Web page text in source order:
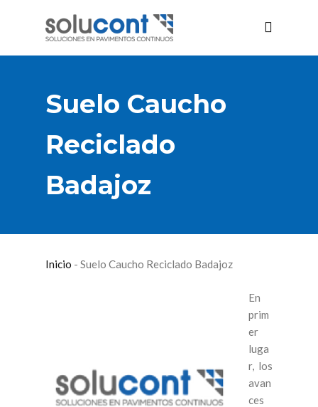
Suelo Caucho
Reciclado
Badajoz
Inicio - Suelo Caucho Reciclado Badajoz
En
prim
er
luga
r, los
avan
ces